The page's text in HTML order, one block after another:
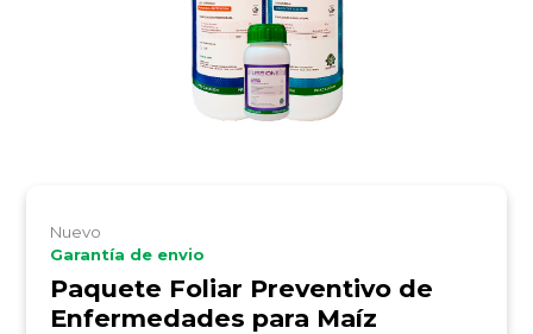
Nuevo
Garantía de envio
Paquete Foliar Preventivo de
Enfermedades para Maíz